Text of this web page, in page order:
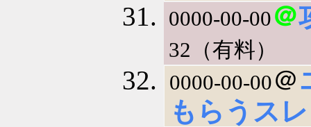
0000-00-00＠
32（有料）
0000-00-00＠
もらうス